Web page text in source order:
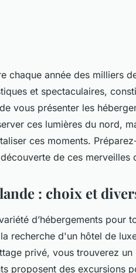
chaque année des milliers
et spectaculaires,
vous présenter les
ces lumières du nord,
ces moments.
de ces merveilles
: choix et
d’hébergements pour
recherche d'un hôtel de
privé, vous trouverez
proposent des excursions